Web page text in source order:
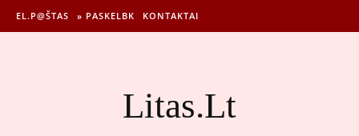
EL.P@ŠTAS » PASKELBK KONTAKTAI
Litas.Lt